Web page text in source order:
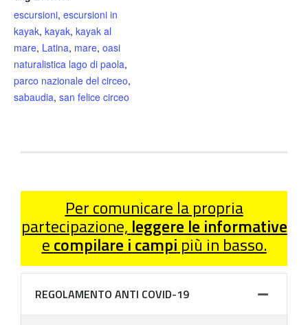
escursioni, escursioni in
kayak, kayak, kayak al
mare, Latina, mare, oasi
naturalistica lago di paola,
parco nazionale del circeo,
sabaudia, san felice circeo
Per comunicare la propria
partecipazione, leggere le informative
ecompilare i campi più in basso.
REGOLAMENTO ANTI COVID-19